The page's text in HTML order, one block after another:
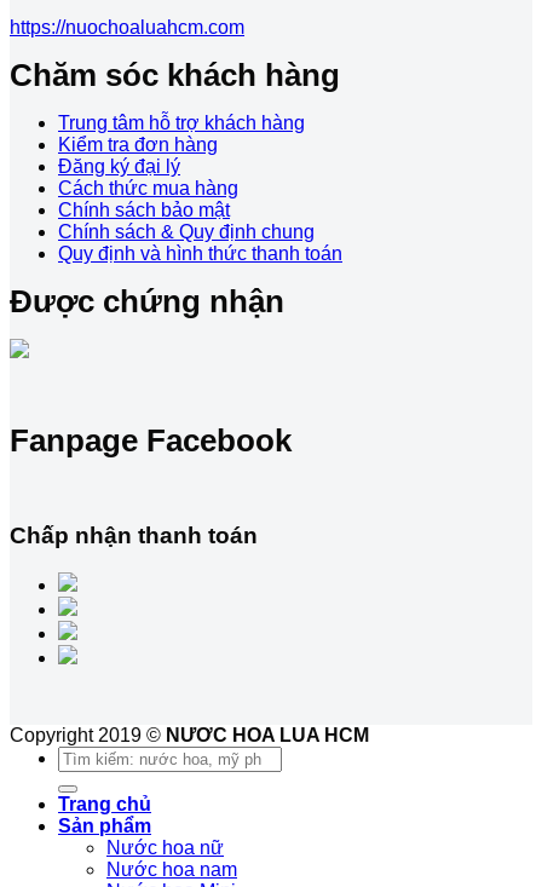
https://nuochoaluahcm.com
Chăm sóc khách hàng
Trung tâm hỗ trợ khách hàng
Kiểm tra đơn hàng
Đăng ký đại lý
Cách thức mua hàng
Chính sách bảo mật
Chính sách & Quy định chung
Quy định và hình thức thanh toán
Được chứng nhận
Fanpage Facebook
Chấp nhận thanh toán
Copyright 2019 © NƯƠC HOA LUA HCM
Tìm
kiếm:
Trang chủ
Sản phẩm
Nước hoa nữ
Nước hoa nam